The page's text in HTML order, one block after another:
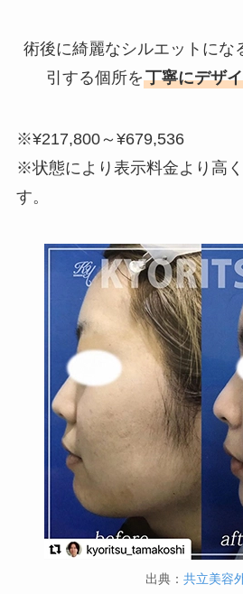
術後に綺麗なシルエットにな
引する個所を 丁寧にデザ
※¥217,800～¥679,536
※状態により表示料金より高
す。
出典： 共立美容